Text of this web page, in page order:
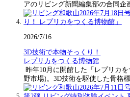
アのリビング新聞編集部の合同
2026/7/16
3D技術で本物そっくり！
レプリカをつくる博物館
昨年10月に開館した「レプリカ
野市場)。3D技術を駆使した骨格